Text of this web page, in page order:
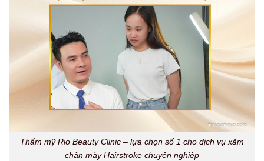
Thẩm mỹ Rio Beauty Clinic – lựa chọn số 1 cho dịch vụ xăm
chân mày Hairstroke chuyên nghiệp